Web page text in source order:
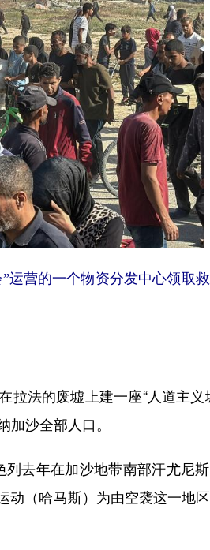
运营的一个物资分发中心领取
法的废墟上建一座“人道主义
加沙全部人口。
去年在加沙地带南部汗尤尼
动（哈马斯）为由空袭这一地